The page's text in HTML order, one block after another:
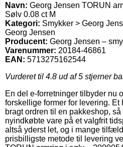
Navn: Georg Jensen TORUN
Sølv 0.08 ct M
Kategori: Smykker > Georg
Georg Jensen
Producent: Georg Jensen –
Varenummer: 20184-46861
EAN: 5713275162544
Vurderet til 4.8 ud af 5 stjerner
En del e-forretninger tilbyder nu
forskellige former for levering. Et
bragt ordren til en pakkeshop,
nyindkøbte vare på et valgfrit
altså yderst let, og i mange
prisbilligste metode til levering